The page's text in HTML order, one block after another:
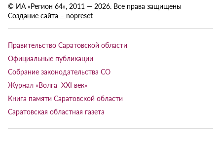
© ИА «Регион 64», 2011 — 2026. Все права защищены
Создание сайта – nopreset
Правительство Саратовской области
Официальные публикации
Собрание законодательства СО
Журнал «Волга XXI век»
Книга памяти Саратовской области
Саратовская областная газета